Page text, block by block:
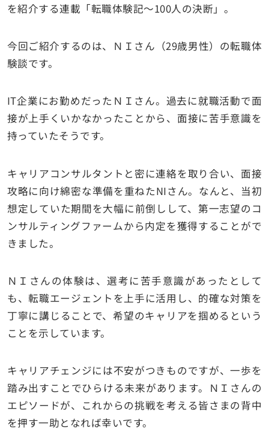
を紹介する連載「転職体験記～100人の決断」。
今回ご紹介するのは、ＮＩさん（29歳男性）の転職体
験談です。
IT企業にお勤めだったＮＩさん。過去に就職活動で面
接が上手くいかなかったことから、面接に苦手意識を
持っていたそうです。
キャリアコンサルタントと密に連絡を取り合い、面接
攻略に向け綿密な準備を重ねたNIさん。なんと、当初
想定していた期間を大幅に前倒しして、第一志望のコ
ンサルティングファームから内定を獲得することがで
きました。
ＮＩさんの体験は、選考に苦手意識があったとして
も、転職エージェントを上手に活用し、的確な対策を
丁寧に講じることで、希望のキャリアを掴めるという
ことを示しています。
キャリアチェンジには不安がつきものですが、一歩を
踏み出すことでひらける未来があります。ＮＩさんの
エピソードが、これからの挑戦を考える皆さまの背中
を押す一助となれば幸いです。